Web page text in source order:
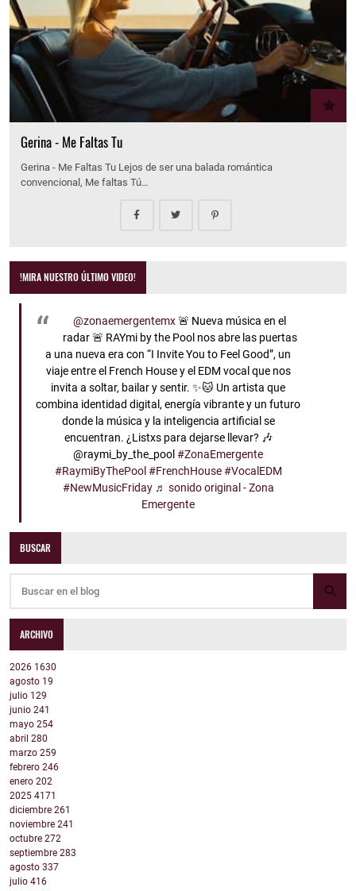
Gerina - Me Faltas Tu
Gerina - Me Faltas Tu Lejos de ser una balada romántica
convencional, Me faltas Tú…
!MIRA NUESTRO ÚLTIMO VIDEO!
@zonaemergentemx🚨 Nueva música en el
radar 🚨 RAYmi by the Pool nos abre las puertas
a una nueva era con “I Invite You to Feel Good”, un
viaje entre el French House y el EDM vocal que nos
invita a soltar, bailar y sentir. ✨🐱 Un artista que
combina identidad digital, energía vibrante y un futuro
donde la música y la inteligencia artificial se
encuentran. ¿Listxs para dejarse llevar? 🎶
@raymi_by_the_pool #ZonaEmergente
#RaymiByThePool #FrenchHouse #VocalEDM
#NewMusicFriday ♬ sonido original - Zona
Emergente
BUSCAR
ARCHIVO
2026 1630
agosto 19
julio 129
junio 241
mayo 254
abril 280
marzo 259
febrero 246
enero 202
2025 4171
diciembre 261
noviembre 241
octubre 272
septiembre 283
agosto 337
julio 416